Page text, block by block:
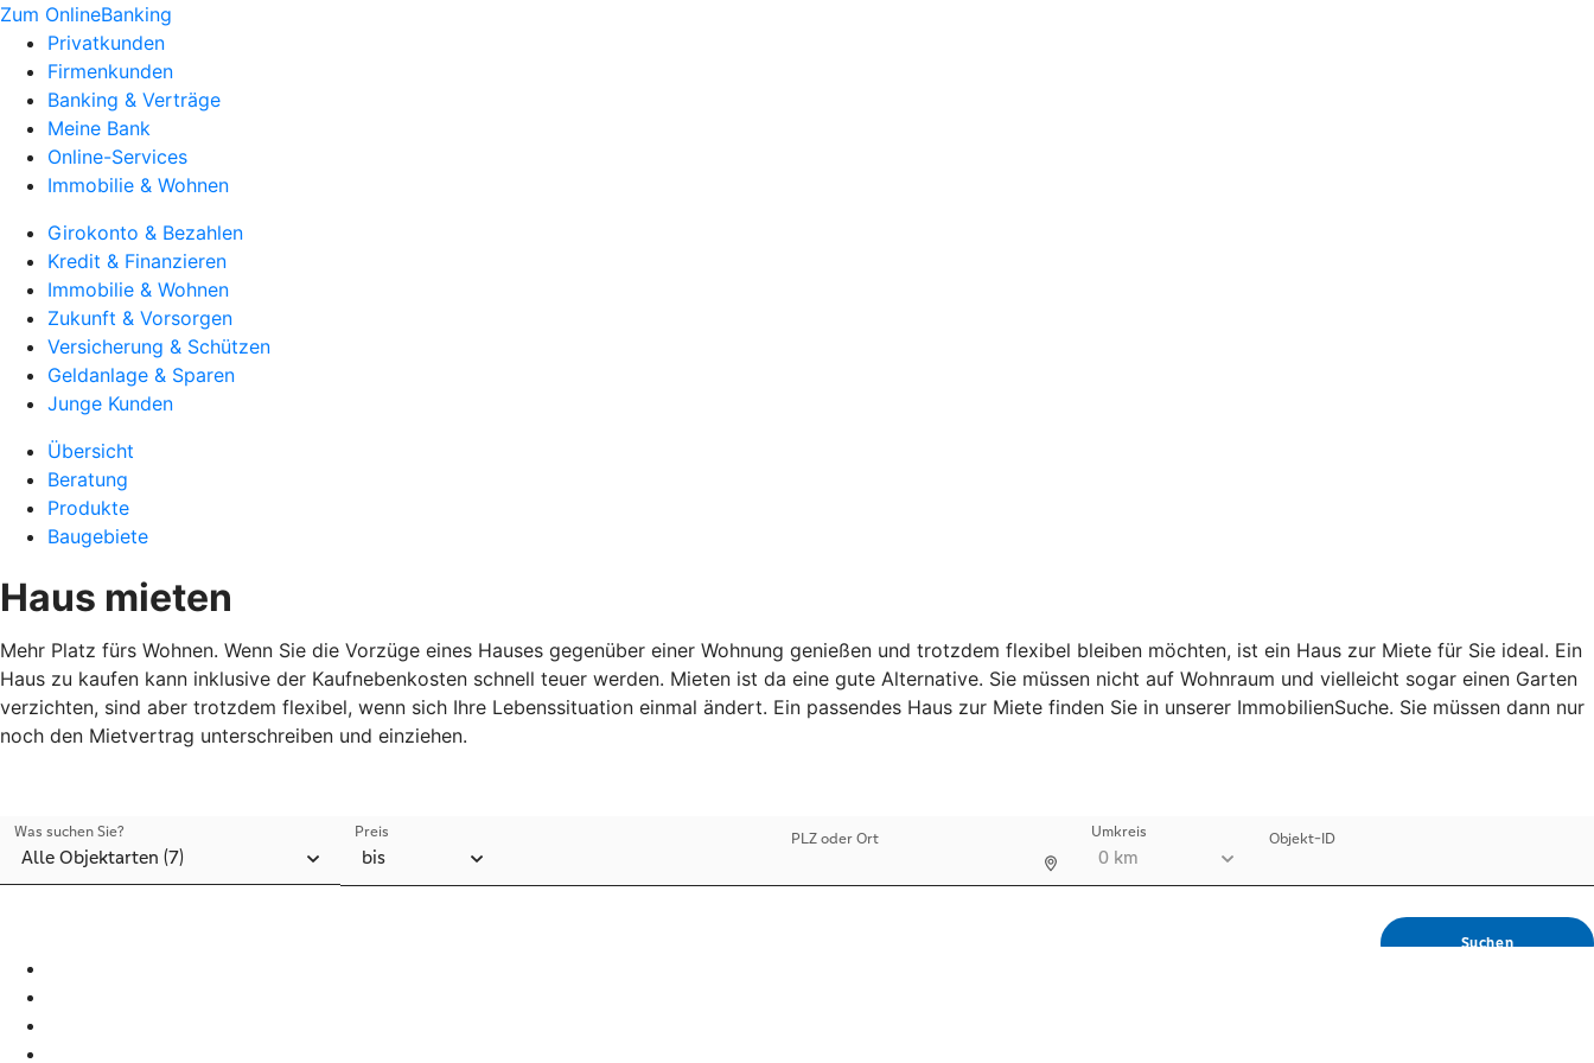
Zum OnlineBanking
Privatkunden
Firmenkunden
Banking & Verträge
Meine Bank
Online-Services
Immobilie & Wohnen
Girokonto & Bezahlen
Kredit & Finanzieren
Immobilie & Wohnen
Zukunft & Vorsorgen
Versicherung & Schützen
Geldanlage & Sparen
Junge Kunden
Übersicht
Beratung
Produkte
Baugebiete
Haus mieten
Mehr Platz fürs Wohnen. Wenn Sie die Vorzüge eines Hauses gegenüber einer Wohnung genießen und trotzdem flexibel bleiben möchten, ist ein Haus zur Miete für Sie ideal. Ein
Haus zu kaufen kann inklusive der Kaufnebenkosten schnell teuer werden. Mieten ist da eine gute Alternative. Sie müssen nicht auf Wohnraum und vielleicht sogar einen Garten
verzichten, sind aber trotzdem flexibel, wenn sich Ihre Lebenssituation einmal ändert. Ein passendes Haus zur Miete finden Sie in unserer ImmobilienSuche. Sie müssen dann nur
noch den Mietvertrag unterschreiben und einziehen.